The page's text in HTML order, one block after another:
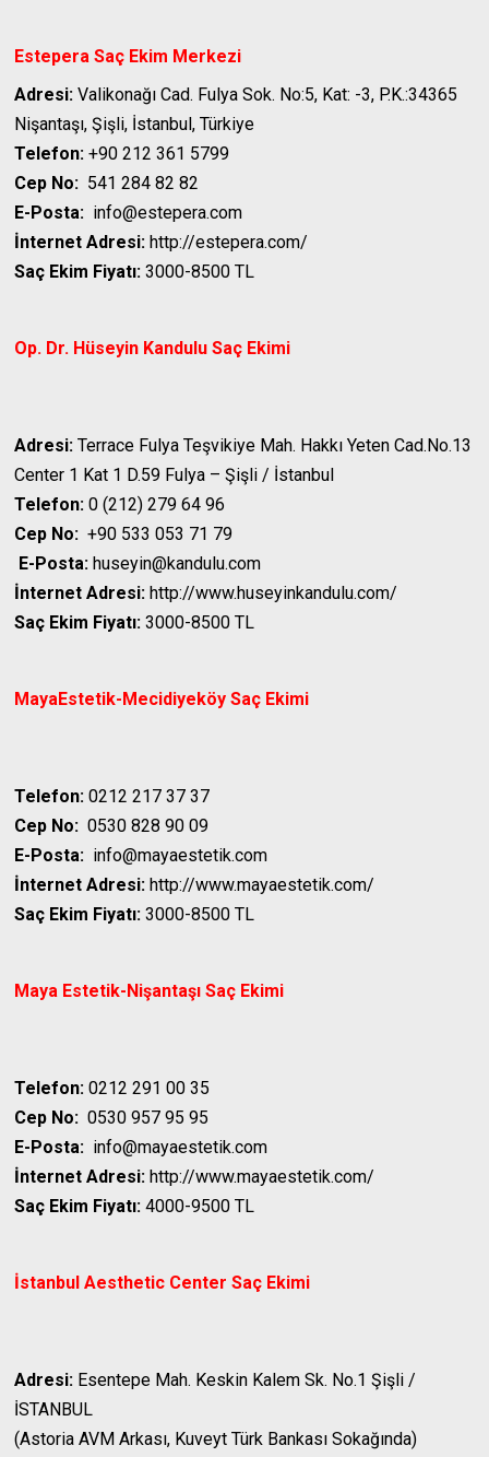
Estepera Saç Ekim Merkezi
Adresi: Valikonağı Cad. Fulya Sok. No:5, Kat: -3, P.K.:34365
Nişantaşı, Şişli, İstanbul, Türkiye
Telefon: +90 212 361 5799
Cep No: 541 284 82 82
E-Posta: info@estepera.com
İnternet Adresi: http://estepera.com/
Saç Ekim Fiyatı: 3000-8500 TL
Op. Dr. Hüseyin Kandulu Saç Ekimi
Adresi: Terrace Fulya Teşvikiye Mah. Hakkı Yeten Cad.No.13
Center 1 Kat 1 D.59 Fulya – Şişli / İstanbul
Telefon: 0 (212) 279 64 96
Cep No: +90 533 053 71 79
E-Posta: huseyin@kandulu.com
İnternet Adresi: http://www.huseyinkandulu.com/
Saç Ekim Fiyatı: 3000-8500 TL
MayaEstetik-Mecidiyeköy Saç Ekimi
Telefon: 0212 217 37 37
Cep No: 0530 828 90 09
E-Posta: info@mayaestetik.com
İnternet Adresi: http://www.mayaestetik.com/
Saç Ekim Fiyatı: 3000-8500 TL
Maya Estetik-Nişantaşı Saç Ekimi
Telefon: 0212 291 00 35
Cep No: 0530 957 95 95
E-Posta: info@mayaestetik.com
İnternet Adresi: http://www.mayaestetik.com/
Saç Ekim Fiyatı: 4000-9500 TL
İstanbul Aesthetic Center Saç Ekimi
Adresi: Esentepe Mah. Keskin Kalem Sk. No.1 Şişli /
İSTANBUL
(Astoria AVM Arkası, Kuveyt Türk Bankası Sokağında)